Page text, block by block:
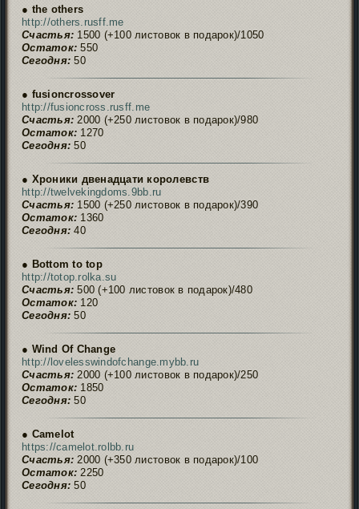
● the others
http://others.rusff.me
Счастья: 1500 (+100 листовок в подарок)/1050
Остаток: 550
Сегодня: 50
● fusioncrossover
http://fusioncross.rusff.me
Счастья: 2000 (+250 листовок в подарок)/980
Остаток: 1270
Сегодня: 50
● Хроники двенадцати королевств
http://twelvekingdoms.9bb.ru
Счастья: 1500 (+250 листовок в подарок)/390
Остаток: 1360
Сегодня: 40
● Bottom to top
http://totop.rolka.su
Счастья: 500 (+100 листовок в подарок)/480
Остаток: 120
Сегодня: 50
● Wind Of Change
http://lovelesswindofchange.mybb.ru
Счастья: 2000 (+100 листовок в подарок)/250
Остаток: 1850
Сегодня: 50
● Camelot
https://camelot.rolbb.ru
Счастья: 2000 (+350 листовок в подарок)/100
Остаток: 2250
Сегодня: 50